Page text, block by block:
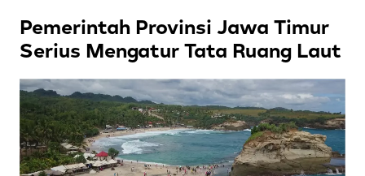
Pemerintah Provinsi Jawa Timur
Serius Mengatur Tata Ruang Laut